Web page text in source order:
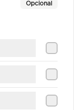
crema,
Opcional